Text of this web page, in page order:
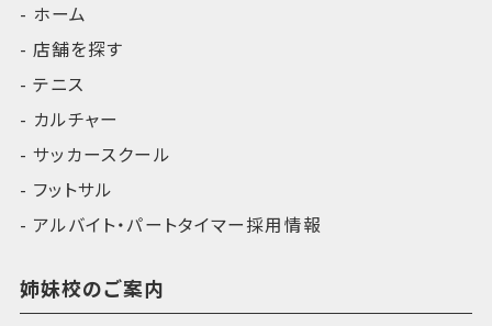
ホーム
店舗を探す
テニス
カルチャー
サッカースクール
フットサル
アルバイト・パートタイマー採用情報
姉妹校のご案内